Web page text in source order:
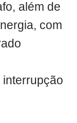
além de
com